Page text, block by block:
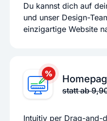
Du kannst dich auf
und unser Design-
einzigartige Website
statt ab
Intuitiv per Drag-and-